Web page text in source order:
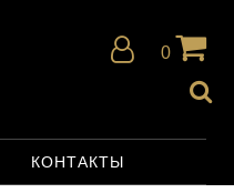
0
КОНТАКТЫ